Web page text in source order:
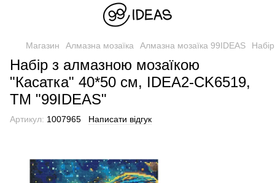
Магазин Алмазна мозаїка Алмазна мозаїка 99IDEAS
Набір з алмазною мозаїкою
"Касатка" 40*50 см, IDEA2-CK6519,
ТМ "99IDEAS"
Артикул: 1007965 Написати відгук